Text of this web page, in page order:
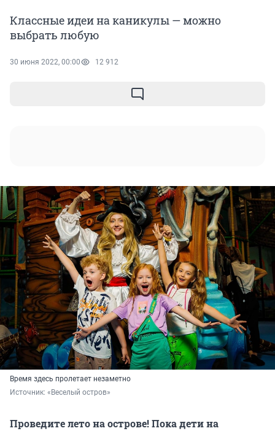
Классные идеи на каникулы — можно
выбрать любую
30 июня 2022, 00:00 12 912
Время здесь пролетает незаметно
Источник: «Веселый остров»
Проведите лето на острове! Пока дети на